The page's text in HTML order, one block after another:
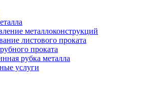
металлоконструкций
листового проката
проката
рубка металла
услуги